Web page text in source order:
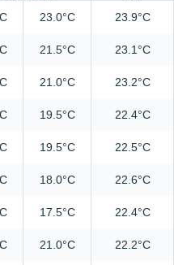
23.0°C 23.9°C
21.5°C 23.1°C
21.0°C 23.2°C
19.5°C 22.4°C
19.5°C 22.5°C
18.0°C 22.6°C
17.5°C 22.4°C
21.0°C 22.2°C